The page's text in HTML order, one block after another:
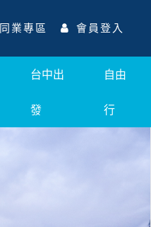
同業專區 會員登入
台中出
發
自由
行